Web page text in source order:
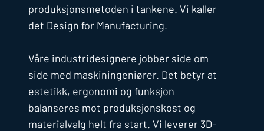
produksjonsmetoden i tankene. Vi kaller
det Design for Manufacturing.
Våre industridesignere jobber side om
side med maskiningeniører. Det betyr at
estetikk, ergonomi og funksjon
balanseres mot produksjonskost og
materialvalg helt fra start. Vi leverer 3D-